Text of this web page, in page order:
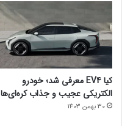
کیا EV4 معرفی شد؛ خودرو
الکتریکی عجیب و جذاب کره‌ای‌ها
30 بهمن 1403